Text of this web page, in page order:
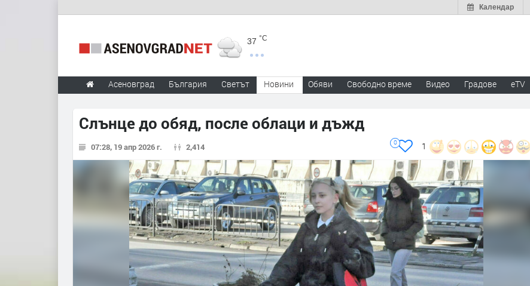
Календар
37 °C
Асеновград България Светът Новини Обяви Свободно време Видео Градове eTV
Слънце до обяд, после облаци и дъжд
07:28, 19 апр 2026 г. 2,414 1
0